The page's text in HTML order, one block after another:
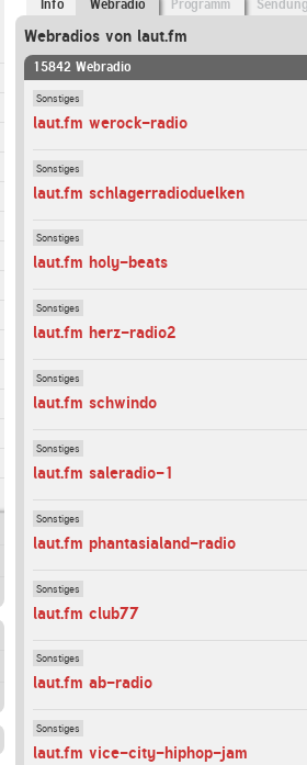
Info Webradio Programm
Webradios von laut.fm
15842 Webradio
Sonstiges
laut.fm werock-radio
Sonstiges
laut.fm schlagerradioduelken
Sonstiges
laut.fm holy-beats
Sonstiges
laut.fm herz-radio2
Sonstiges
laut.fm schwindo
Sonstiges
laut.fm saleradio-1
Sonstiges
laut.fm phantasialand-radio
Sonstiges
laut.fm club77
Sonstiges
laut.fm ab-radio
Sonstiges
laut.fm vice-city-hiphop-jam